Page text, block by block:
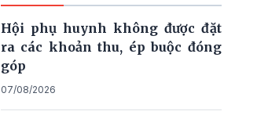
Hội phụ huynh không được đặt
ra các khoản thu, ép buộc đóng
góp
07/08/2026